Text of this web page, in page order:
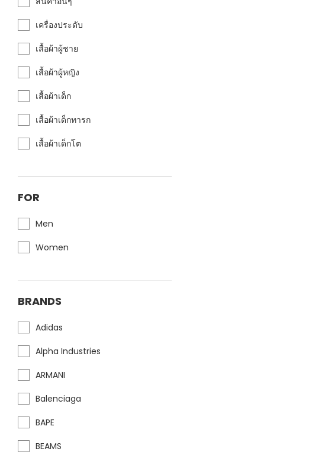
เครื่องประดับ
เสื้อผ้าผู้ชาย
เสื้อผ้าผู้หญิง
เสื้อผ้าเด็ก
เสื้อผ้าเด็กทารก
เสื้อผ้าเด็กโต
FOR
Men
Women
BRANDS
Adidas
Alpha Industries
ARMANI
Balenciaga
BAPE
BEAMS